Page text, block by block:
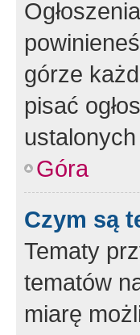
górze
pisać
Góra
Czym są
Tematy
tematów
miarę